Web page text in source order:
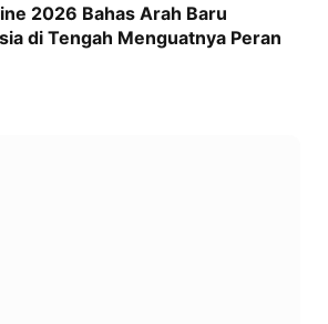
2026 Bahas Arah Baru
di Tengah Menguatnya Peran